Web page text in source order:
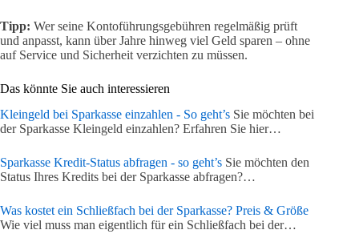
Tipp: Wer seine Kontoführungsgebühren regelmäßig prüft
und anpasst, kann über Jahre hinweg viel Geld sparen – ohne
auf Service und Sicherheit verzichten zu müssen.
Das könnte Sie auch interessieren
Kleingeld bei Sparkasse einzahlen - So geht’s Sie möchten bei
der Sparkasse Kleingeld einzahlen? Erfahren Sie hier…
Sparkasse Kredit-Status abfragen - so geht’s Sie möchten den
Status Ihres Kredits bei der Sparkasse abfragen?…
Was kostet ein Schließfach bei der Sparkasse? Preis & Größe
Wie viel muss man eigentlich für ein Schließfach bei der…